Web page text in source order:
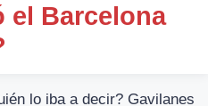
el Barcelona
lo iba a decir? Gavilanes